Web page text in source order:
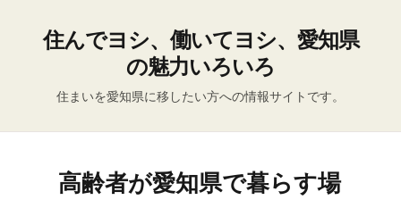
住んでヨシ、働いてヨシ、愛知県
の魅力いろいろ
住まいを愛知県に移したい方への情報サイトです。
高齢者が愛知県で暮らす場